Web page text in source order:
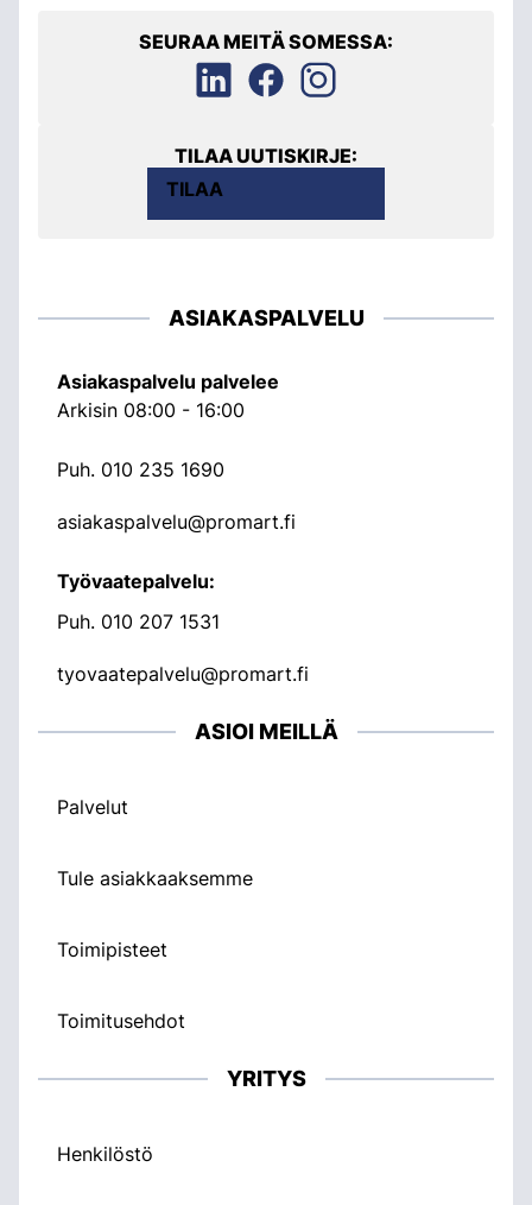
SEURAA MEITÄ SOMESSA:
TILAA UUTISKIRJE:
TILAA
ASIAKASPALVELU
Asiakaspalvelu palvelee
Arkisin 08:00 - 16:00
Puh. 010 235 1690
asiakaspalvelu@promart.fi
Työvaatepalvelu:
Puh. 010 207 1531
tyovaatepalvelu@promart.fi
ASIOI MEILLÄ
Palvelut
Tule asiakkaaksemme
Toimipisteet
Toimitusehdot
YRITYS
Henkilöstö